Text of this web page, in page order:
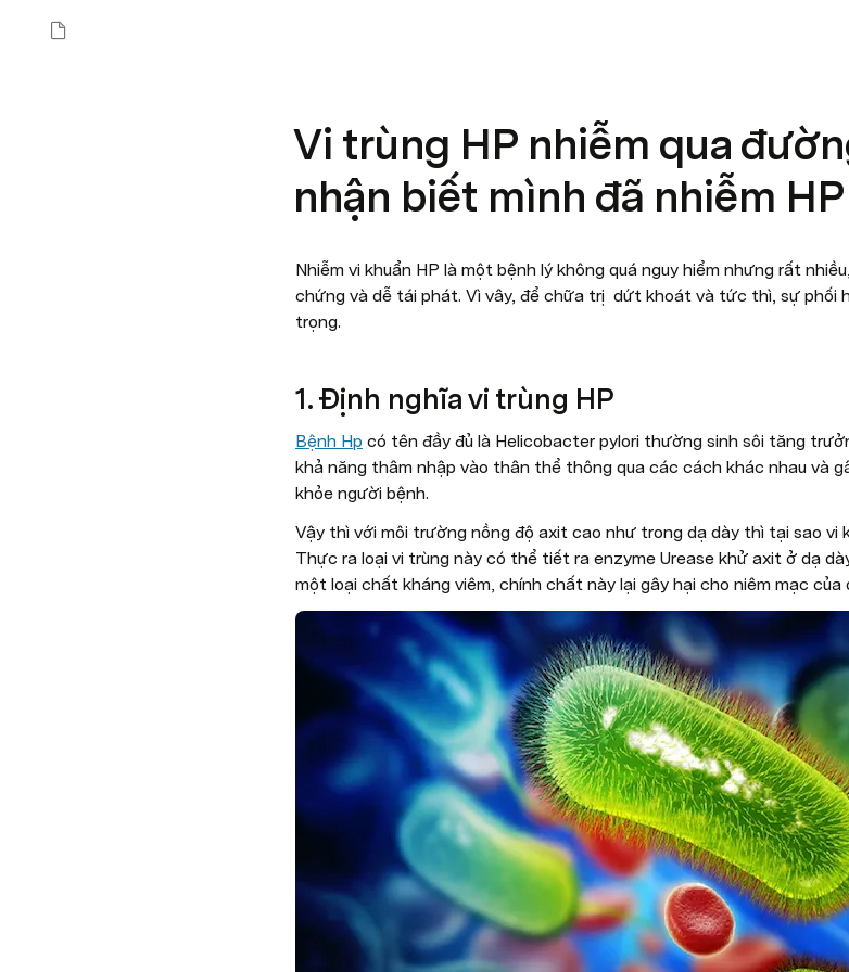
Vi trùng HP nhiễm qua
nhận biết mình đã nhiễm HP
Nhiễm vi khuẩn HP là một bệnh lý không quá nguy hiểm nhưng rất
chứng và dễ tái phát. Vì vây, để chữa trị  dứt khoát và tức thì, sự phối
trọng.
1. Định nghĩa vi trùng HP
Bệnh Hp có tên đầy đủ là Helicobacter pylori thường sinh sôi tăng
khả năng thâm nhập vào thân thể thông qua các cách khác nhau và
khỏe người bệnh.
Vậy thì với môi trường nồng độ axit cao như trong dạ dày thì tại sao vi
Thực ra loại vi trùng này có thể tiết ra enzyme Urease khử axit ở dạ
một loại chất kháng viêm, chính chất này lại gây hại cho niêm mạc của